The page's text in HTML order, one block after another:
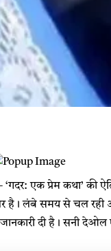
एक प्रेम कथा’ की
है। लंबे समय से चल रही
दी है। सनी देओल